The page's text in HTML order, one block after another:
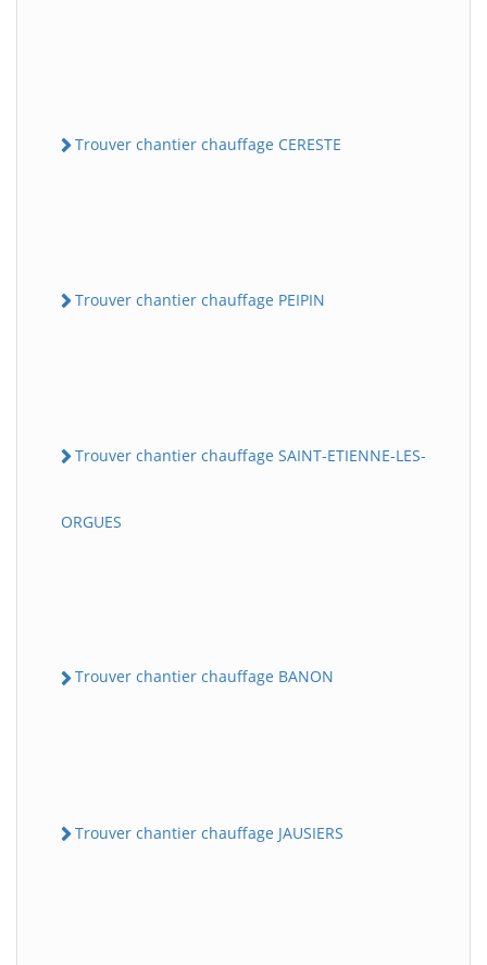
Trouver chantier chauffage CERESTE
Trouver chantier chauffage PEIPIN
Trouver chantier chauffage SAINT-ETIENNE-LES-
ORGUES
Trouver chantier chauffage BANON
Trouver chantier chauffage JAUSIERS